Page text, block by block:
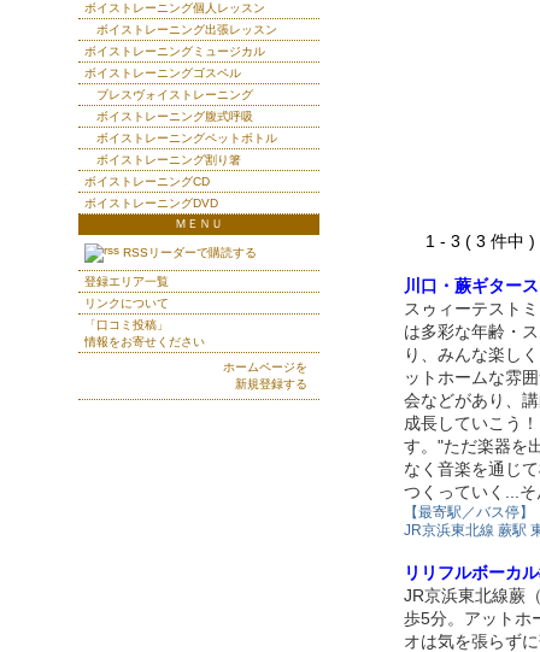
1 - 3 ( 3 件
川口・蕨ギター
スゥィーテスト
は多彩な年齢・
り、みんな楽し
ットホームな雰
会などがあり、
成長していこう
す。"ただ楽器を
なく音楽を通じ
つくっていく...
【最寄駅／バス停】
JR京浜東北線 蕨駅
リリフルボーカ
JR京浜東北線蕨
歩5分。アットホ
オは気を張らず
ボイストレーニング個人レッスン
ボイストレーニング出張レッスン
ボイストレーニングミュージカル
ボイストレーニングゴスペル
ブレスヴォイストレーニング
ボイストレーニング腹式呼吸
ボイストレーニングペットボトル
ボイストレーニング割り箸
ボイストレーニングCD
ボイストレーニングDVD
ＭＥＮＵ
RSSリーダーで購読する
登録エリア一覧
リンクについて
「口コミ投稿」
情報をお寄せください
ホームページを
新規登録する